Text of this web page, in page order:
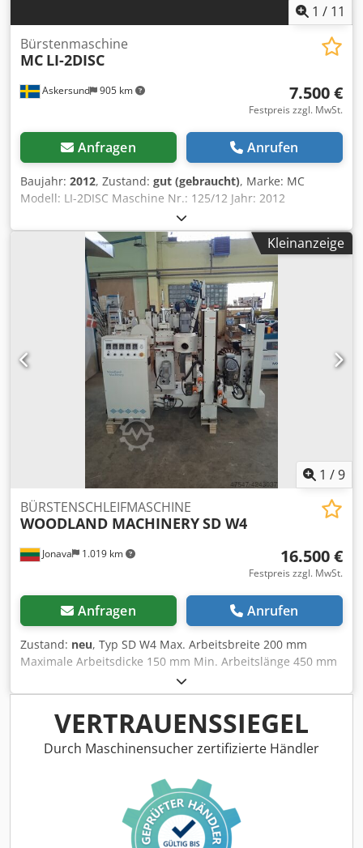
1 / 11
Askersund 905 km
Bürstenmaschine
MC LI-2DISC
7.500 €
Festpreis zzgl. MwSt.
Anfragen Anrufen
Baujahr: 2012, Zustand: gut (gebraucht), Marke: MC
Modell: LI-2DISC Maschine Nr.: 125/12 Jahr: 2012
Technische Daten: Arbeitsbreite: 1090mm Abmessungen
der Rollen: 1050x70mm Geschwindigkeit der Walzen: 40-
650rpm Geschwindigkeit: 0-13m/min Dksdpfxopbcaie Aczjr
Motor: 5kw, 50Hz, 400V, 3-Phasen Motor für Rollen:
0.75Kw, 50Hz, 400V Abmessungen der Maschine (lxbxh):
2200x1600x2100 Gewicht: 1280Kg Lager-Nr.: 2001696
Kleinanzeige
1 /9
Jonava 1.019 km
BÜRSTENSCHLEIFMASCHINE
WOODLAND MACHINERYSD W4
16.500 €
Festpreis zzgl. MwSt.
Anfragen Anrufen
Zustand: neu, Typ SD W4 Max. Arbeitsbreite 200 mm
Maximale Arbeitsdicke 150 mm Min. Arbeitslänge 450 mm
Vorschubgeschwindigkeit 3-25 m/min. Größe des rechten
und linken Schleifkopfes 300 x 150 mm Vorschubmotor
380V 50HZ 0.25KW 1430r/min Motoren des Schleifkopfes
380V 50HZ 1.5KW 1430r/min Leistung 7,75 kW
Transportabmessungen 2400x1800x1300 mm Dodpfxjfbtw
VERTRAUENSSIEGEL
Durch Maschinensucher zertifizierte Händler